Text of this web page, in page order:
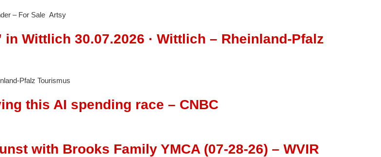
– For Sale Artsy
Wittlich 30.07.2026 · Wittlich – Rheinland-Pfalz
Pfalz Tourismus
this AI spending race – CNBC
with Brooks Family YMCA (07-28-26) – WVIR